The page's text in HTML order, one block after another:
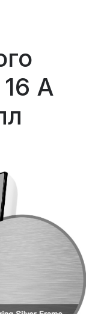
А